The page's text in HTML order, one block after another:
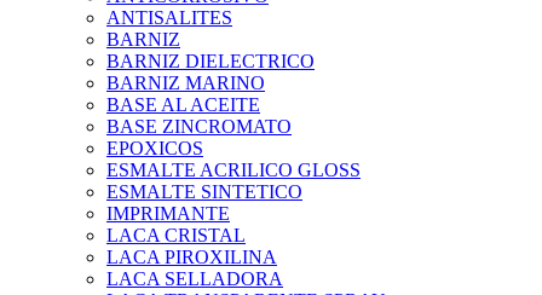
ANTISALITES
BARNIZ
BARNIZ DIELECTRICO
BARNIZ MARINO
BASE AL ACEITE
BASE ZINCROMATO
EPOXICOS
ESMALTE ACRILICO GLOSS
ESMALTE SINTETICO
IMPRIMANTE
LACA CRISTAL
LACA PIROXILINA
LACA SELLADORA